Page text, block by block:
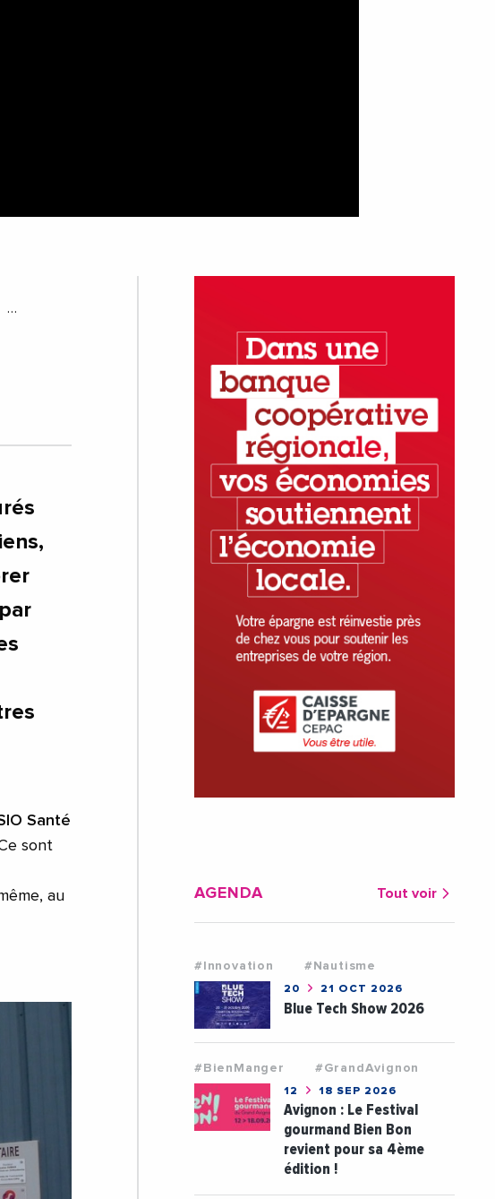
Santé
sont
au
AGENDA Tout voir
#Innovation #Nautisme
20 21 OCT 2026
Blue Tech Show 2026
#BienManger #GrandAvignon
12 18 SEP 2026
Avignon : Le Festival
gourmand Bien Bon
revient pour sa 4ème
édition !